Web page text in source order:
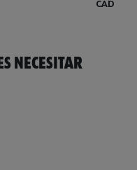
CAD
NECESITAR